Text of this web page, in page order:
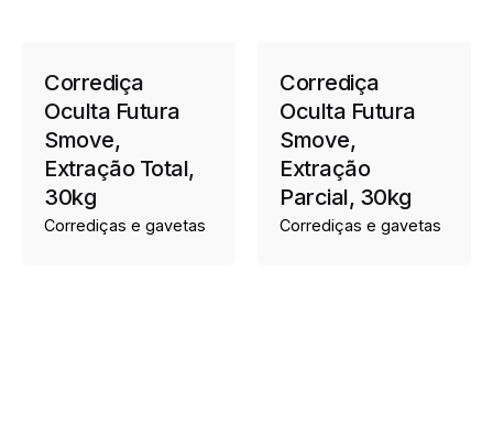
Corrediça
Oculta Futura
Smove,
Extração Total,
30kg
Corrediças e gavetas
Corrediça
Oculta Futura
Smove,
Extração
Parcial, 30kg
Corrediças e gavetas